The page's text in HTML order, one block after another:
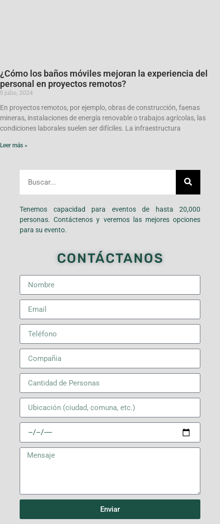
¿Cómo los baños móviles mejoran la experiencia del
personal en proyectos remotos?
5 julio, 2024
En proyectos remotos, por ejemplo, obras de construcción, faenas
mineras, instalaciones de energía renovable o trabajos agrícolas, las
condiciones laborales suelen ser difíciles. La infraestructura
Leer más »
Tenemos capacidad para eventos de hasta 20,000
personas. Contáctenos y veremos las mejores opciones
para su evento.
CONTÁCTANOS
Enviar